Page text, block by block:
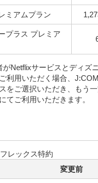
ミアムプラン
プラス プレミア
Netflixサービスとディズ
利用いただく場合、
をご選択いただき、もう
てご利用いただきます。
レックス特約
変更前